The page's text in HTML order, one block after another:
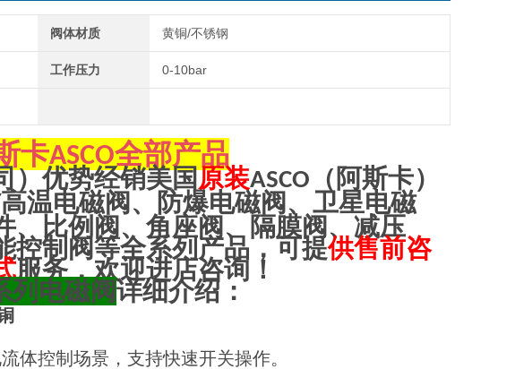
阀体材质 黄铜/不锈钢
工作压力 0-10bar
卡ASCO全部产品
）优势经销美国原装ASCO （阿斯卡）
高温电磁阀、防爆电磁阀、卫星电磁
、比例阀、角座阀、隔膜阀、减压
控制阀等全系列产品，可提供售前咨
服务，欢迎进店咨询！
列电磁阀详细介绍：
体控制场景，支持快速开关操作。